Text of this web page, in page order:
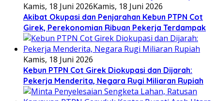
Kamis, 18 Juni 2026Kamis, 18 Juni 2026
Akibat Okupasi dan Penjarahan Kebun PTPN Cot
Girek, Perekonomian Ribuan Pekerja Terdampak
Kamis, 18 Juni 2026
Kebun PTPN Cot Girek Diokupasi dan Dijarah:
Pekerja Menderita, Negara Rugi Miliaran Rupiah